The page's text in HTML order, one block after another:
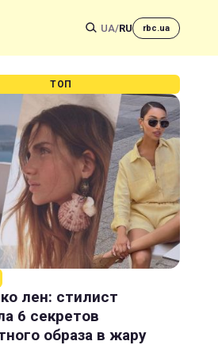
UA/RU rbc.ua
ТОП
лен: стилист
6 секретов
образа в жару